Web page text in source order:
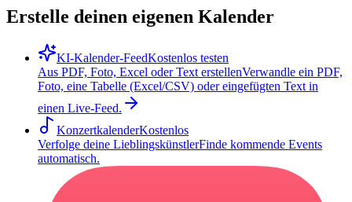
Erstelle deinen eigenen Kalender
KI-Kalender-FeedKostenlos testen
Aus PDF, Foto, Excel oder Text erstellenVerwandle ein PDF,
Foto, eine Tabelle (Excel/CSV) oder eingefügten Text in
einen Live-Feed.
KonzertkalenderKostenlos
Verfolge deine LieblingskünstlerFinde kommende Events
automatisch.